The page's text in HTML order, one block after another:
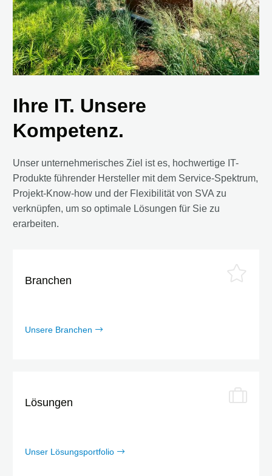
Ihre IT. Unsere
Kompetenz.
Unser unternehmerisches Ziel ist es, hochwertige IT-
Produkte führender Hersteller mit dem Service-Spektrum,
Projekt-Know-how und der Flexibilität von SVA zu
verknüpfen, um so optimale Lösungen für Sie zu
erarbeiten.
Branchen
Unsere Branchen
Lösungen
Unser Lösungsportfolio